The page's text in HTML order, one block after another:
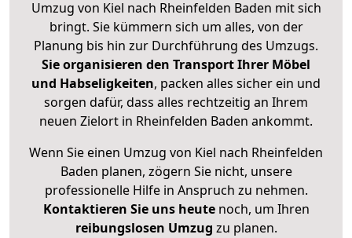
Umzug von Kiel nach Rheinfelden Baden mit sich
bringt. Sie kümmern sich um alles, von der
Planung bis hin zur Durchführung des Umzugs.
Sie organisieren den Transport Ihrer Möbel
und Habseligkeiten, packen alles sicher ein und
sorgen dafür, dass alles rechtzeitig an Ihrem
neuen Zielort in Rheinfelden Baden ankommt.
Wenn Sie einen Umzug von Kiel nach Rheinfelden
Baden planen, zögern Sie nicht, unsere
professionelle Hilfe in Anspruch zu nehmen.
Kontaktieren Sie uns heutenoch, um Ihren
reibungslosen Umzug zu planen.